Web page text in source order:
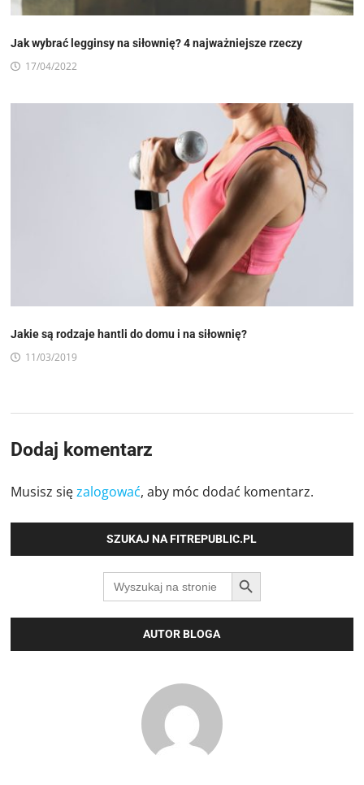
Jak wybrać legginsy na siłownię? 4 najważniejsze rzeczy
17/04/2022
Jakie są rodzaje hantli do domu i na siłownię?
11/03/2019
Dodaj komentarz
Musisz sięzalogować, aby móc dodać komentarz.
SZUKAJ NA FITREPUBLIC.PL
Search
for:
SEARCH BUTTON
AUTOR BLOGA